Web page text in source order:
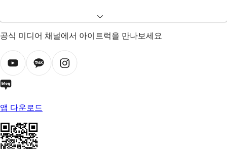
공식 미디어 채널에서 아이트럭을 만나보세요
앱 다운로드